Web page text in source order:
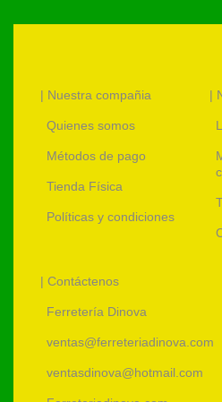
| Nuestra compañia
Quienes somos
Métodos de pago
Tienda Física
Políticas y condiciones
|
| Contáctenos
Ferretería Dinova
ventas@ferreteriadinova.com
ventasdinova@hotmail.com